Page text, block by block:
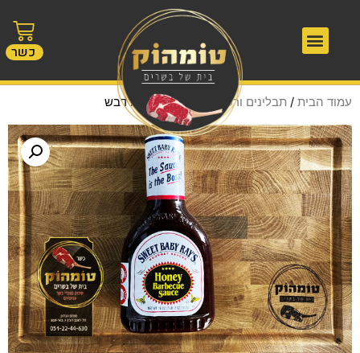
כשר
עמוד הבית / תבלינים ורטבים / רוטב ברביקיו דבש